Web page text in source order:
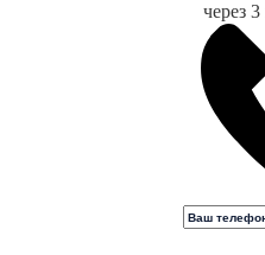
через